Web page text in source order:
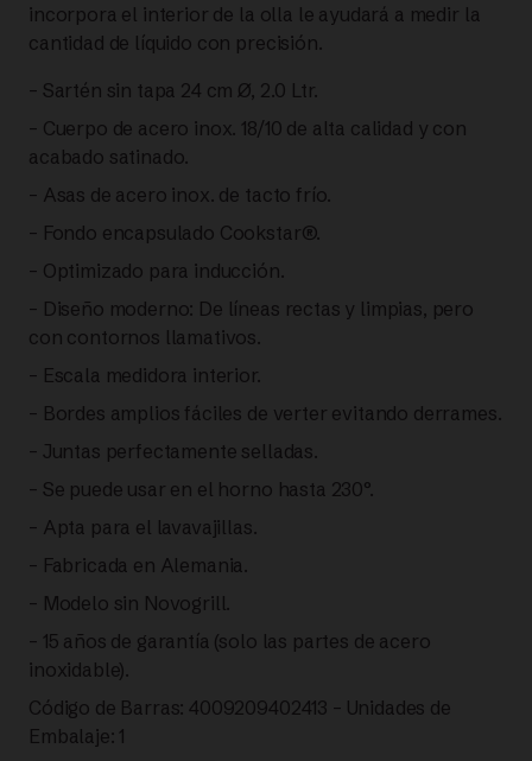
FISSLER
cantidad
incorpora el interior de la olla le ayudará a medir la
cantidad de líquido con precisión.
– Sartén sin tapa 24 cm Ø, 2.0 Ltr.
– Cuerpo de acero inox. 18/10 de alta calidad y con
acabado satinado.
– Asas de acero inox. de tacto frío.
– Fondo encapsulado Cookstar®.
– Optimizado para inducción.
– Diseño moderno: De líneas rectas y limpias, pero
con contornos llamativos.
– Escala medidora interior.
– Bordes amplios fáciles de verter evitando derrames.
– Juntas perfectamente selladas.
– Se puede usar en el horno hasta 230°.
– Apta para el lavavajillas.
– Fabricada en Alemania.
– Modelo sin Novogrill.
– 15 años de garantía (solo las partes de acero
inoxidable).
Código de Barras: 4009209402413 – Unidades de
Embalaje: 1